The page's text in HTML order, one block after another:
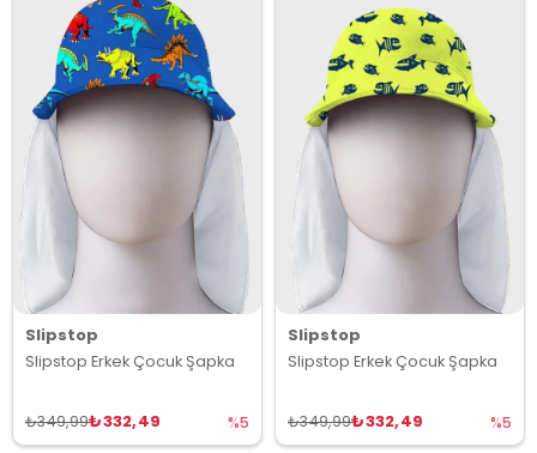
Slipstop
Slipstop Erkek Çocuk Şapka
₺332,49
₺349,99 %5
Slipstop
Slipstop Erkek Çocuk Şapka
₺332,49
₺349,99 %5